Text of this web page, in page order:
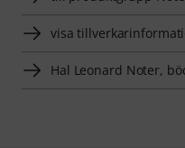
visa
Hal Leonard Noter,